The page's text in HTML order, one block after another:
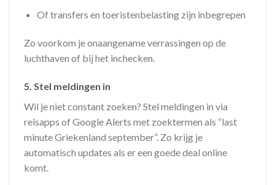
Of transfers en toeristenbelasting zijn inbegrepen
Zo voorkom je onaangename verrassingen op de
luchthaven of bij het inchecken.
5. Stel meldingen in
Wil je niet constant zoeken? Stel meldingen in via
reisapps of Google Alerts met zoektermen als “last
minute Griekenland september”. Zo krijg je
automatisch updates als er een goede deal online
komt.